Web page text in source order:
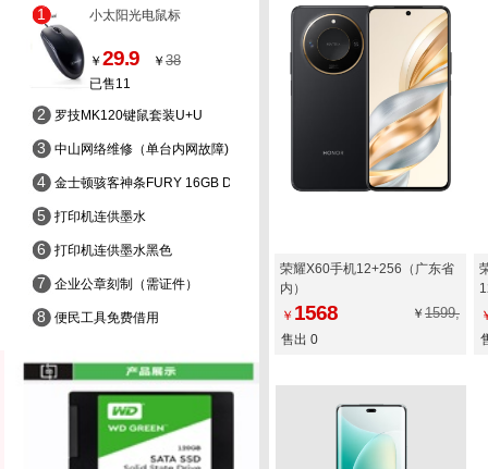
小太阳光电鼠标
￥ 29.9 ￥ 38
已售11
1
2 罗技MK120键鼠套装U+U
3 中山网络维修（单台内网故障)
4 金士顿骇客神条FURY 16GB DDR4 3200
5 打印机连供墨水
6 打印机连供墨水黑色
7 企业公章刻制（需证件）
8 便民工具免费借用
荣耀X60手机12+256（广东省
内）
￥ 1568 ￥ 1599,
售出 0